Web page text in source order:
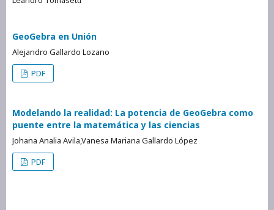
GeoGebra en Unión
Alejandro Gallardo Lozano
PDF
Modelando la realidad: La potencia de GeoGebra como
puente entre la matemática y las ciencias
Johana Analia Avila,Vanesa Mariana Gallardo López
PDF